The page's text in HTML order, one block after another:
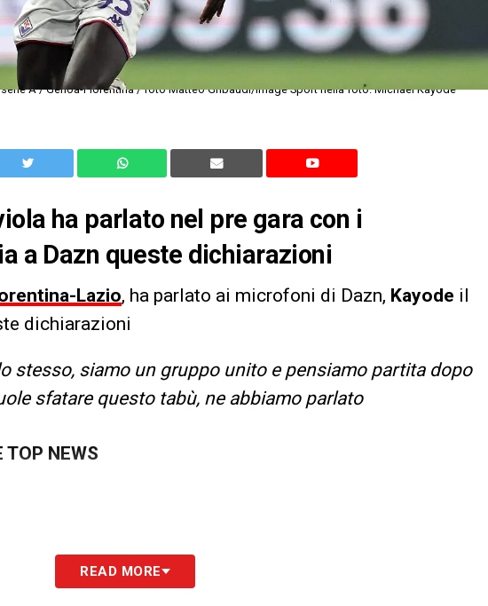
A / Genoa-Fiorentina / foto Matteo Gribaudi/Image Sport nella foto: Michael Kayode
ha parlato nel pre gara con i
a Dazn queste dichiarazioni
Lazio, ha parlato ai microfoni di Dazn, Kayode il
dichiarazioni
stesso, siamo un gruppo unito e pensiamo partita dopo
sfatare questo tabù, ne abbiamo parlato
TOP NEWS
READ MORE